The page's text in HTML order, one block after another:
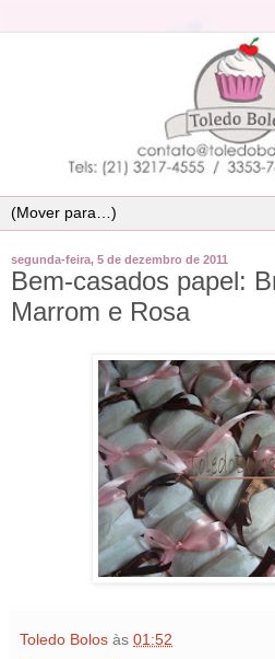
segunda-feira, 5 de dezembro de 2011
Bem-casados papel:
Marrom e Rosa
Toledo Bolos às 01:52